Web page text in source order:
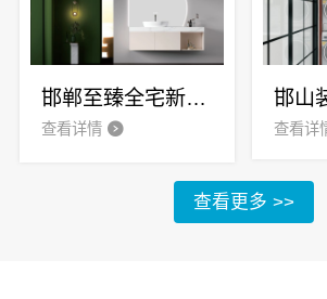
邯郸至臻全宅新材料有限公司·邯山健康设计引领全宅新风尚
查看详情 查看详
查看更多 >>